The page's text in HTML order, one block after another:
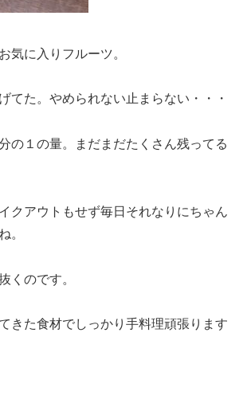
気に入りフルーツ。
てた。やめられない止まらない・・・
の１の量。まだまだたくさん残ってる
クアウトもせず毎日それなりにちゃん
。
くのです。
きた食材でしっかり手料理頑張ります